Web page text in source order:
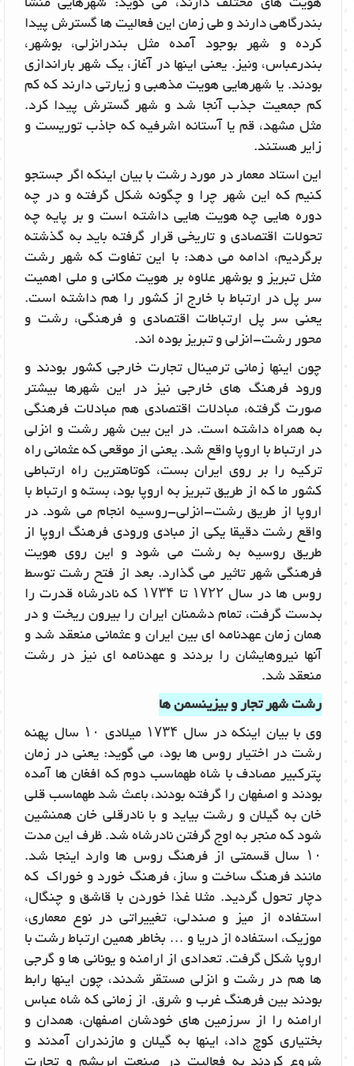
بندرگاهی دارند و طی زمان این فعالیت ها گسترش پیدا
کرده و شهر بوجود آمده مثل بندرانزلی، بوشهر،
بندرعباس، ونیز. یعنی اینها در آغاز، یک شهر باراندازی
بودند. یا شهرهایی هویت مذهبی و زیارتی دارند که کم
کم جمعیت جذب آنجا شد و شهر گسترش پیدا کرد.
مثل مشهد، قم یا آستانه اشرفیه که جاذب توریست و
زایر هستند.
این استاد معمار در مورد رشت با بیان اینکه اگر جستجو
کنیم که این شهر چرا و چگونه شکل گرفته و در چه
دوره هایی چه هویت هایی داشته است و بر پایه چه
تحولات اقتصادی و تاریخی قرار گرفته باید به گذشته
برگردیم، ادامه می دهد: با این تفاوت که شهر رشت
مثل تبریز و بوشهر علاوه بر هویت مکانی و ملی اهمیت
سر پل در ارتباط با خارج از کشور را هم داشته است.
یعنی سر پل ارتباطات اقتصادی و فرهنگی، رشت و
محور رشت-انزلی و تبریز بوده اند.
چون اینها زمانی ترمینال تجارت خارجی کشور بودند و
ورود فرهنگ های خارجی نیز در این شهرها بیشتر
صورت گرفته، مبادلات اقتصادی هم مبادلات فرهنگی
به همراه داشته است. در این بین شهر رشت و انزلی
در ارتباط با اروپا واقع شد. یعنی از موقعی که عثمانی راه
ترکیه را بر روی ایران بست، کوتاهترین راه ارتباطی
کشور ما که از طریق تبریز به اروپا بود، بسته و ارتباط با
اروپا از طریق رشت-انزلی-روسیه انجام می شود. در
واقع رشت دقیقا یکی از مبادی ورودی فرهنگ اروپا از
طریق روسیه به رشت می شود و این روی هویت
فرهنگی شهر تاثیر می گذارد. بعد از فتح رشت توسط
روس ها در سال ۱۷۲۲ تا ۱۷۳۴ که نادرشاه قدرت را
بدست گرفت، تمام دشمنان ایران را بیرون ریخت و در
همان زمان عهدنامه ای بین ایران و عثمانی منعقد شد و
آنها نیروهایشان را بردند و عهدنامه ای نیز در رشت
منعقد شد.
رشت شهر تجار و بیزینسمن ها
وی با بیان اینکه در سال ۱۷۳۴ میلادی ۱۰ سال پهنه
رشت در اختیار روس ها بود، می گوید: یعنی در زمان
پترکبیر مصادف با شاه طهماسب دوم که افغان ها آمده
بودند و اصفهان را گرفته بودند، باعث شد طهماسب قلی
خان به گیلان و رشت بیاید و با نادرقلی خان همنشین
شود که منجر به اوج گرفتن نادرشاه شد. ظرف این مدت
۱۰ سال قسمتی از فرهنگ روس ها وارد اینجا شد.
مانند فرهنگ ساخت و ساز، فرهنگ خورد و خوراک که
دچار تحول گردید. مثلا غذا خوردن با قاشق و چنگال،
استفاده از میز و صندلی، تغییراتی در نوع معماری،
موزیک، استفاده از دریا و … بخاطر همین ارتباط رشت با
اروپا شکل گرفت. تعدادی از ارامنه و یونانی ها و گرجی
ها هم در رشت و انزلی مستقر شدند، چون اینها رابط
بودند بین فرهنگ غرب و شرق. از زمانی که شاه عباس
ارامنه را از سرزمین های خودشان اصفهان، همدان و
بختیاری کوچ داد، اینها به گیلان و مازندران آمدند و
شروع کردند به فعالیت در صنعت ابریشم و تجارت